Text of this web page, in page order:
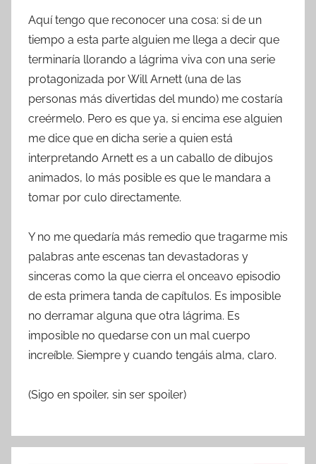
Aquí tengo que reconocer una cosa: si de un
tiempo a esta parte alguien me llega a decir que
terminaría llorando a lágrima viva con una serie
protagonizada por Will Arnett (una de las
personas más divertidas del mundo) me costaría
creérmelo. Pero es que ya, si encima ese alguien
me dice que en dicha serie a quien está
interpretando Arnett es a un caballo de dibujos
animados, lo más posible es que le mandara a
tomar por culo directamente.
Y no me quedaría más remedio que tragarme mis
palabras ante escenas tan devastadoras y
sinceras como la que cierra el onceavo episodio
de esta primera tanda de capítulos. Es imposible
no derramar alguna que otra lágrima. Es
imposible no quedarse con un mal cuerpo
increíble. Siempre y cuando tengáis alma, claro.
(Sigo en spoiler, sin ser spoiler)